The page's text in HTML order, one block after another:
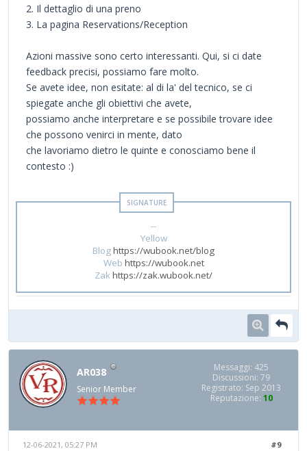
2. Il dettaglio di una preno
3. La pagina Reservations/Reception
Azioni massive sono certo interessanti. Qui, si ci date
feedback precisi, possiamo fare molto.
Se avete idee, non esitate: al di la' del tecnico, se ci
spiegate anche gli obiettivi che avete,
possiamo anche interpretare e se possibile trovare idee
che possono venirci in mente, dato
che lavoriamo dietro le quinte e conosciamo bene il
contesto :)
--
Yellow
Bloghttps://wubook.net/blog
Web https://wubook.net
Zakhttps://zak.wubook.net/
AR038
Senior Member
Messaggi: 425
Discussioni: 79
Registrato: Sep 2013
Reputazione: 10
#9
12-06-2021, 05:27 PM